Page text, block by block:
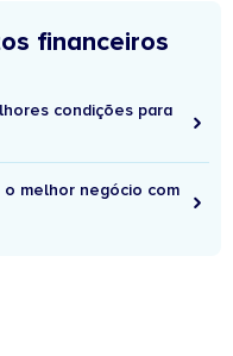
financeiros
condições para
melhor negócio com